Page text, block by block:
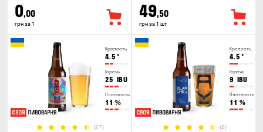
0,00
грн за 1
49,50
грн за 1 шт
Крепость
4.5 °
Горечь
25 IBU
Плотность
11 %
(27)
Крепость
4.5 °
Горечь
9 IBU
Плотность
11 %
(2)